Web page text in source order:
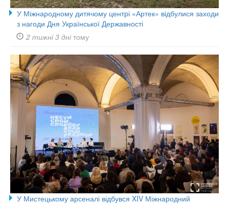
У Міжнародному дитячому центрі «Артек» відбулися заходи
з нагоди Дня Української Державності
2 тижні 3 днітому
У Мистецькому арсеналі відбувся XIV Міжнародний